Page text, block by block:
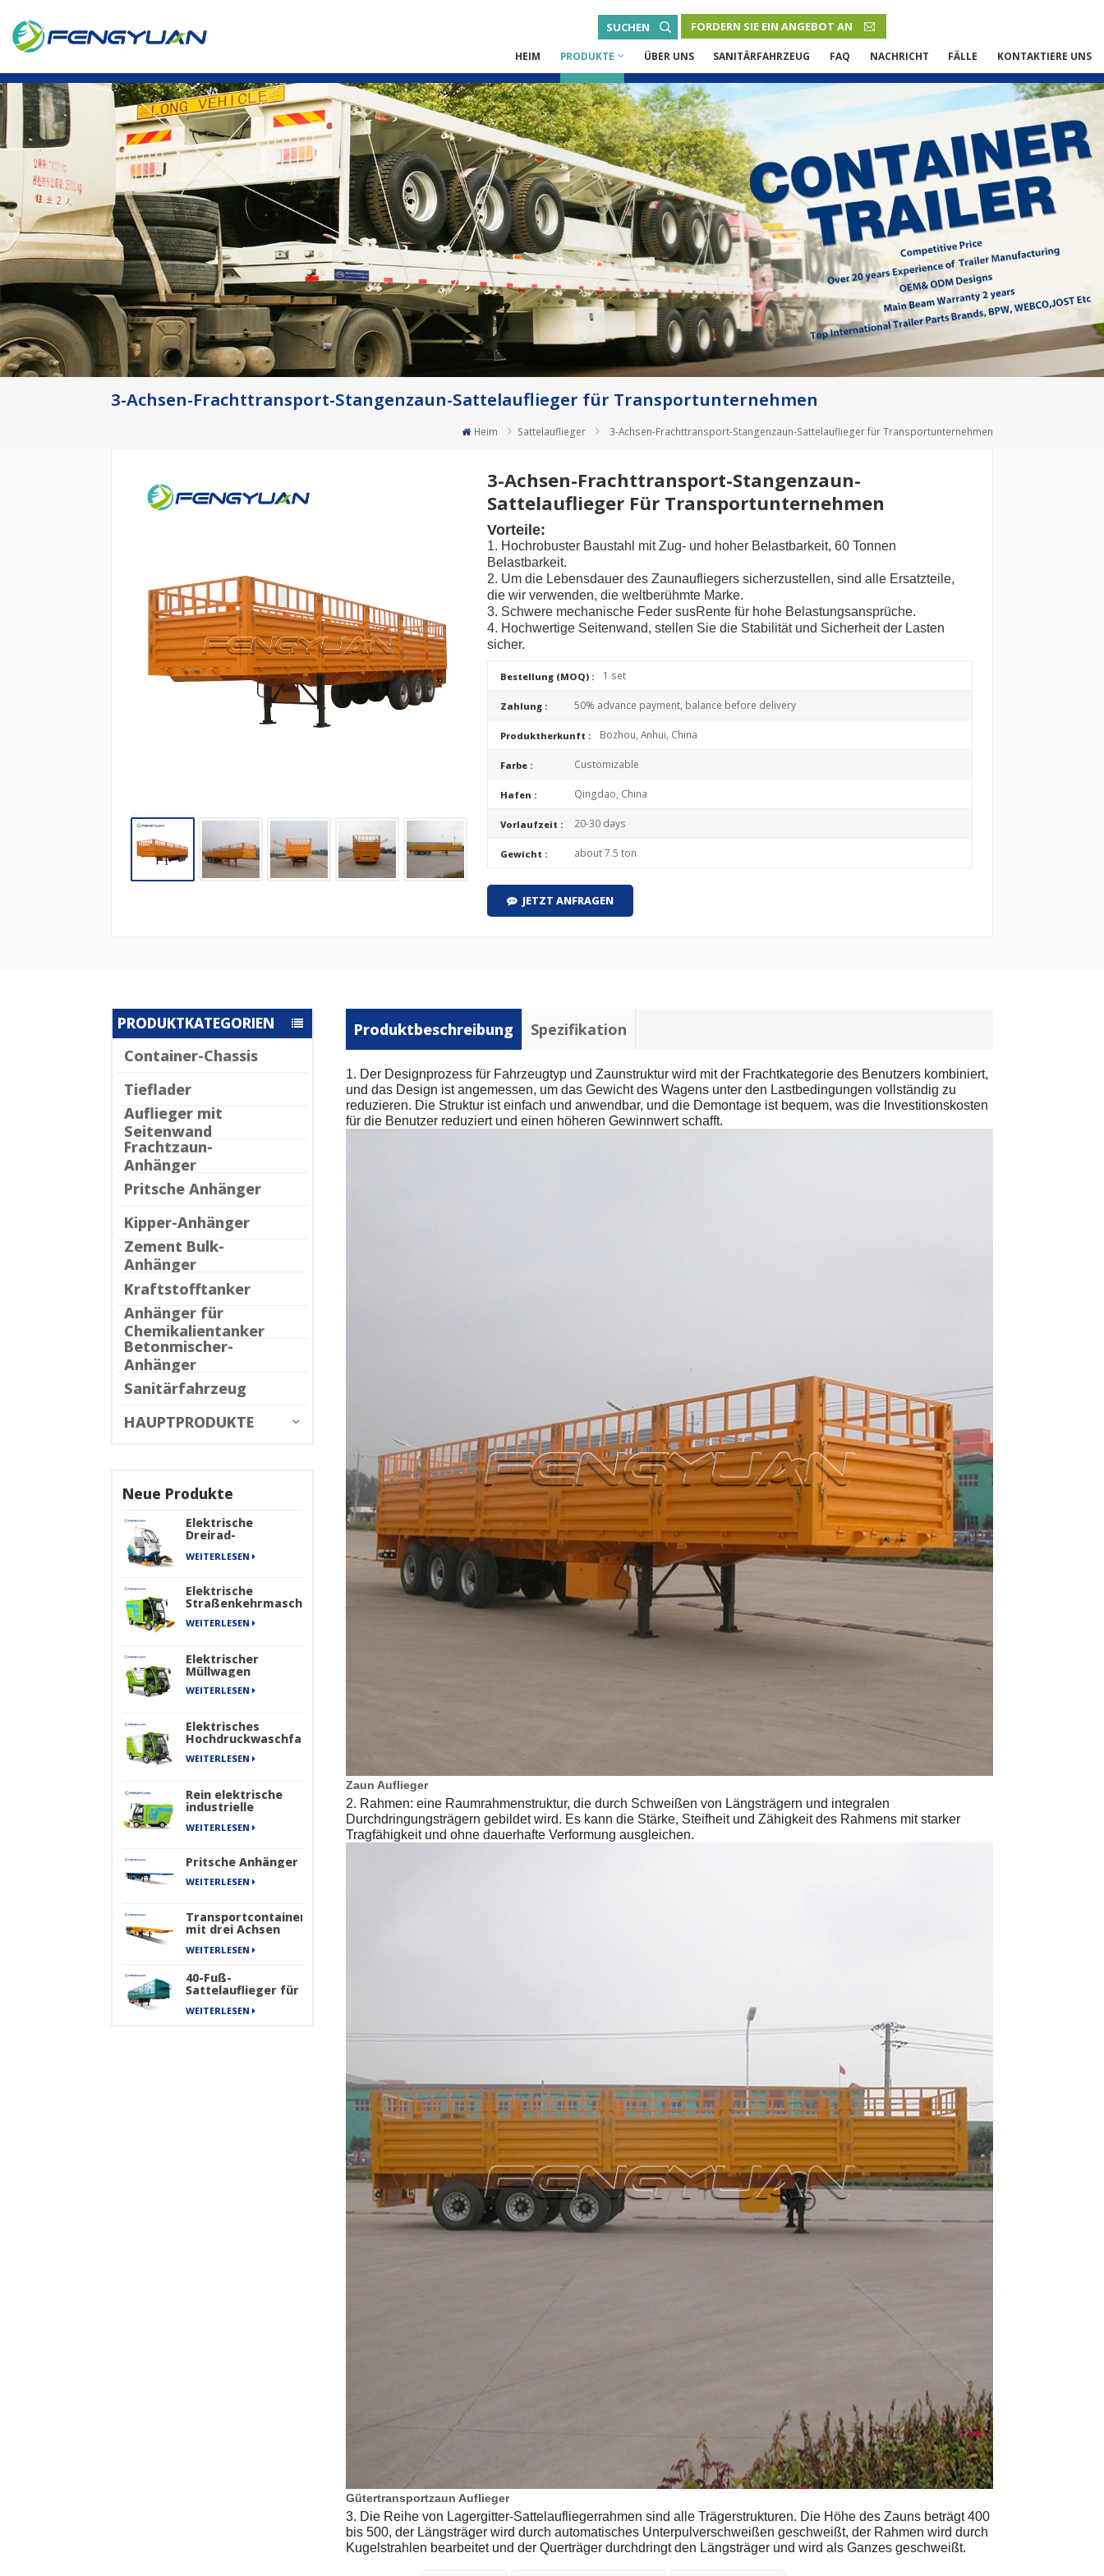
SUCHEN FORDERN SIE EIN ANGEBOT AN
Русский язык
Español
Português
Malay
ภาษา
Deutsch
Türkçe
HEIM PRODUKTE ÜBER UNS SANITÄRFAHRZEUG FAQ NACHRICHT FÄLLE KONTAKTIERE UNS
3-Achsen-Frachttransport-Stangenzaun-Sattelauflieger für Transportunternehmen
Heim Sattelauflieger 3-Achsen-Frachttransport-Stangenzaun-Sattelauflieger für Transportunternehmen
3-Achsen-Frachttransport-Stangenzaun-
Sattelauflieger Für Transportunternehmen
Vorteile:
1. Hochrobuster Baustahl mit Zug- und hoher Belastbarkeit, 60 Tonnen
Belastbarkeit.
2. Um die Lebensdauer des Zaunaufliegers sicherzustellen, sind alle Ersatzteile,
die wir verwenden, die weltberühmte Marke.
3. Schwere mechanische Feder susRente für hohe Belastungsansprüche.
4. Hochwertige Seitenwand, stellen Sie die Stabilität und Sicherheit der Lasten
sicher.
Bestellung (MOQ) : 1 set
Zahlung : 50% advance payment, balance before delivery
Produktherkunft : Bozhou, Anhui, China
Farbe : Customizable
Hafen : Qingdao, China
Vorlaufzeit : 20-30 days
Gewicht : about 7.5 ton
JETZT ANFRAGEN
PRODUKTKATEGORIEN
Container-Chassis
Tieflader
Auflieger mit
Seitenwand
Frachtzaun-
Anhänger
Pritsche Anhänger
Kipper-Anhänger
Zement Bulk-
Anhänger
Kraftstofftanker
Anhänger für
Chemikalientanker
Betonmischer-
Anhänger
Sanitärfahrzeug
HAUPTPRODUKTE
Neue Produkte
Elektrische
Dreirad-
WEITERLESEN
Elektrische
Straßenkehrmaschine
WEITERLESEN
Elektrischer
Müllwagen
WEITERLESEN
Elektrisches
Hochdruckwaschfahrzeug
WEITERLESEN
Rein elektrische
industrielle
mit vier Rädern
Sanitation Series
WEITERLESEN
Pritsche Anhänger
WEITERLESEN
Transportcontainer
mit drei Achsen
von Skelett-
WEITERLESEN
40-Fuß-
Sattelauflieger für
schwere Güter,
Frachttransportzaun
WEITERLESEN
Produktbeschreibung Spezifikation
1. Der Designprozess für Fahrzeugtyp und Zaunstruktur wird mit der Frachtkategorie des Benutzers kombiniert,
und das Design ist angemessen, um das Gewicht des Wagens unter den Lastbedingungen vollständig zu
reduzieren. Die Struktur ist einfach und anwendbar, und die Demontage ist bequem, was die Investitionskosten
für die Benutzer reduziert und einen höheren Gewinnwert schafft.
Zaun Auflieger
2. Rahmen: eine Raumrahmenstruktur, die durch Schweißen von Längsträgern und integralen
Durchdringungsträgern gebildet wird. Es kann die Stärke, Steifheit und Zähigkeit des Rahmens mit starker
Tragfähigkeit und ohne dauerhafte Verformung ausgleichen.
Gütertransportzaun Auflieger
3. Die Reihe von Lagergitter-Sattelaufliegerrahmen sind alle Trägerstrukturen. Die Höhe des Zauns beträgt 400
bis 500, der Längsträger wird durch automatisches Unterpulverschweißen geschweißt, der Rahmen wird durch
Kugelstrahlen bearbeitet und der Querträger durchdringt den Längsträger und wird als Ganzes geschweißt.